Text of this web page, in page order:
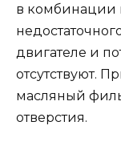
в комбинации
двигателе и
отсутствуют.
масляный
отверстия.